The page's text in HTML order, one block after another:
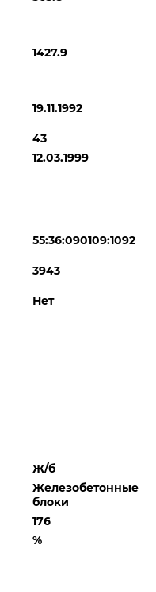
1427.9
19.11.1992
43
12.03.1999
55:36:090109:1092
3943
Нет
Ж/б
Железобетонные
блоки
176
%